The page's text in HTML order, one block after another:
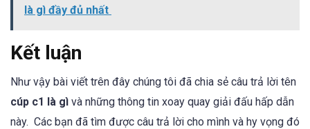
là gì đầy đủ nhất
Kết luận
Như vậy bài viết trên đây chúng tôi đã chia sẻ câu trả lời tên
cúp c1 là gì và những thông tin xoay quay giải đấu hấp dẫn
này. Các bạn đã tìm được câu trả lời cho mình và hy vọng đó